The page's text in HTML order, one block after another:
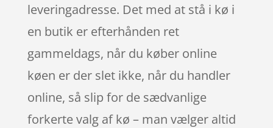
leveringadresse. Det med at stå i kø i
en butik er efterhånden ret
gammeldags, når du køber online
køen er der slet ikke, når du handler
online, så slip for de sædvanlige
forkerte valg af kø – man vælger altid